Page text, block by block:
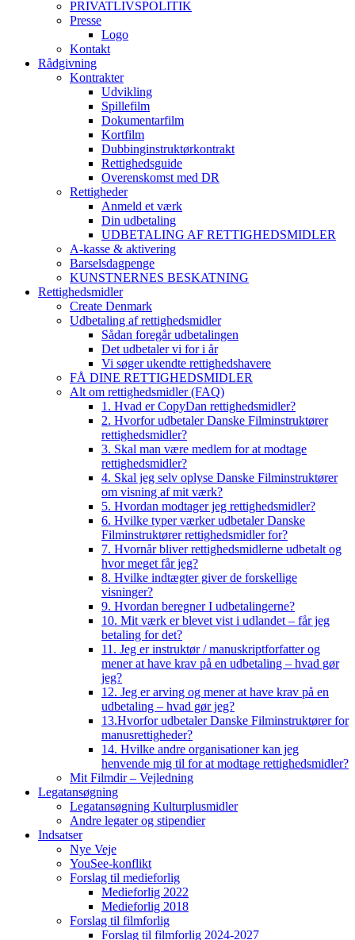
PRIVATLIVSPOLITIK
Presse
Logo
Kontakt
Rådgivning
Kontrakter
Udvikling
Spillefilm
Dokumentarfilm
Kortfilm
Dubbinginstruktørkontrakt
Rettighedsguide
Overenskomst med DR
Rettigheder
Anmeld et værk
Din udbetaling
UDBETALING AF RETTIGHEDSMIDLER
A-kasse & aktivering
Barselsdagpenge
KUNSTNERNES BESKATNING
Rettighedsmidler
Create Denmark
Udbetaling af rettighedsmidler
Sådan foregår udbetalingen
Det udbetaler vi for i år
Vi søger ukendte rettighedshavere
FÅ DINE RETTIGHEDSMIDLER
Alt om rettighedsmidler (FAQ)
1. Hvad er CopyDan rettighedsmidler?
2. Hvorfor udbetaler Danske Filminstruktører
rettighedsmidler?
3. Skal man være medlem for at modtage
rettighedsmidler?
4. Skal jeg selv oplyse Danske Filminstruktører
om visning af mit værk?
5. Hvordan modtager jeg rettighedsmidler?
6. Hvilke typer værker udbetaler Danske
Filminstruktører rettighedsmidler for?
7. Hvornår bliver rettighedsmidlerne udbetalt og
hvor meget får jeg?
8. Hvilke indtægter giver de forskellige
visninger?
9. Hvordan beregner I udbetalingerne?
10. Mit værk er blevet vist i udlandet – får jeg
betaling for det?
11. Jeg er instruktør / manuskriptforfatter og
mener at have krav på en udbetaling – hvad gør
jeg?
12. Jeg er arving og mener at have krav på en
udbetaling – hvad gør jeg?
13.Hvorfor udbetaler Danske Filminstruktører for
manusrettigheder?
14. Hvilke andre organisationer kan jeg
henvende mig til for at modtage rettighedsmidler?
Mit Filmdir – Vejledning
Legatansøgning
Legatansøgning Kulturplusmidler
Andre legater og stipendier
Indsatser
Nye Veje
YouSee-konflikt
Forslag til medieforlig
Medieforlig 2022
Medieforlig 2018
Forslag til filmforlig
Forslag til filmforlig 2024-2027